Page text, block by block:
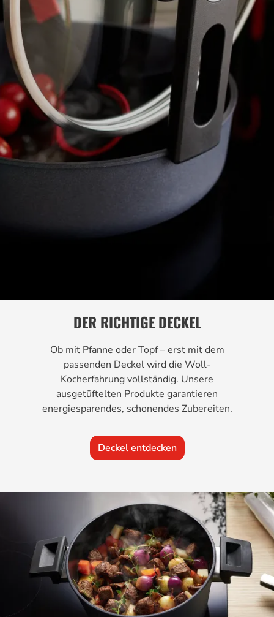
DER RICHTIGE DECKEL
Ob mit Pfanne oder Topf – erst mit dem
passenden Deckel wird die Woll-
Kocherfahrung vollständig. Unsere
ausgetüftelten Produkte garantieren
energiesparendes, schonendes Zubereiten.
Deckel entdecken